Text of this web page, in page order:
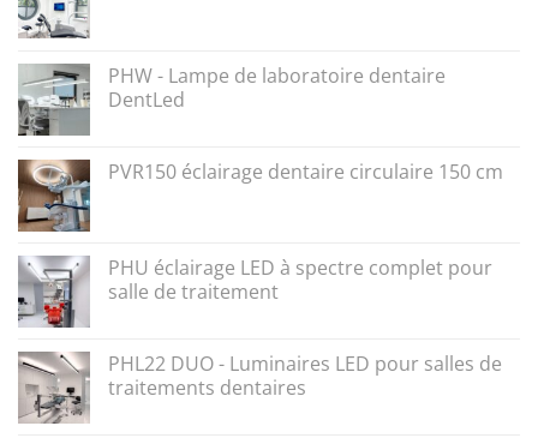
PHW - Lampe de laboratoire dentaire
DentLed
PVR150 éclairage dentaire circulaire 150 cm
PHU éclairage LED à spectre complet pour
salle de traitement
PHL22 DUO - Luminaires LED pour salles de
traitements dentaires